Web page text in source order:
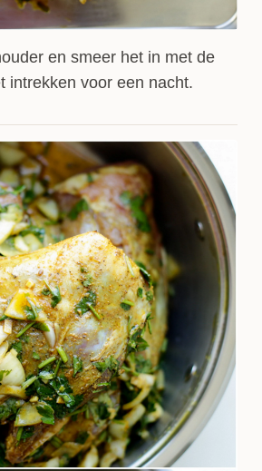
en smeer het in met de
intrekken voor een nacht.